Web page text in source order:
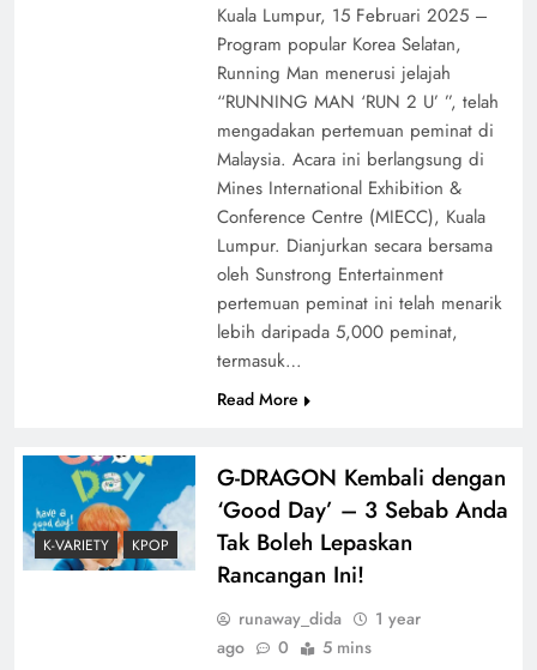
Kuala Lumpur, 15 Februari 2025 –
Program popular Korea Selatan,
Running Man menerusi jelajah
“RUNNING MAN ‘RUN 2 U’ ”, telah
mengadakan pertemuan peminat di
Malaysia. Acara ini berlangsung di
Mines International Exhibition &
Conference Centre (MIECC), Kuala
Lumpur. Dianjurkan secara bersama
oleh Sunstrong Entertainment
pertemuan peminat ini telah menarik
lebih daripada 5,000 peminat,
termasuk…
Read More
K-VARIETY KPOP
G-DRAGON Kembali dengan
‘Good Day’ – 3 Sebab Anda
Tak Boleh Lepaskan
Rancangan Ini!
runaway_dida
1 year
ago
0 5 mins